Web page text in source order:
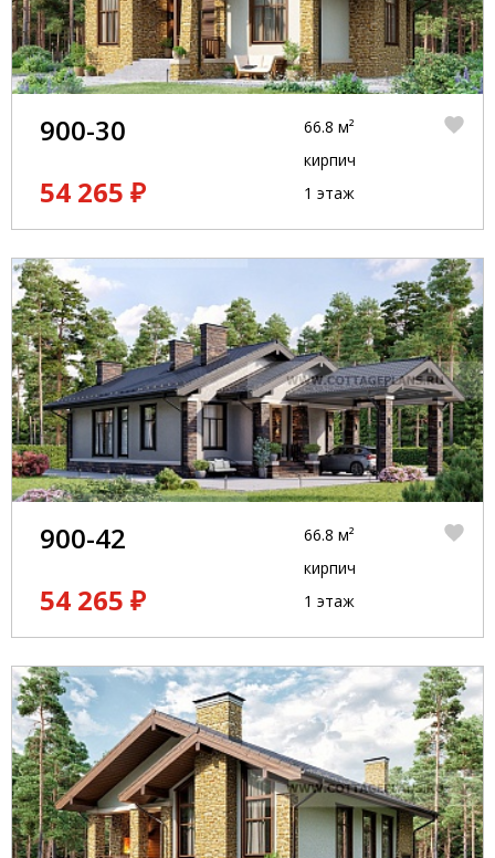
900-30
54 265 ₽
66.8 м²
кирпич
1 этаж
900-42
54 265 ₽
66.8 м²
кирпич
1 этаж